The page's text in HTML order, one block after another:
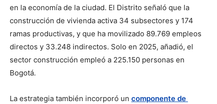
en la economía de la ciudad. El Distrito señaló que la
construcción de vivienda activa 34 subsectores y 174
ramas productivas, y que ha movilizado 89.769 empleos
directos y 33.248 indirectos. Solo en 2025, añadió, el
sector construcción empleó a 225.150 personas en
Bogotá.
La estrategia también incorporó un componente de